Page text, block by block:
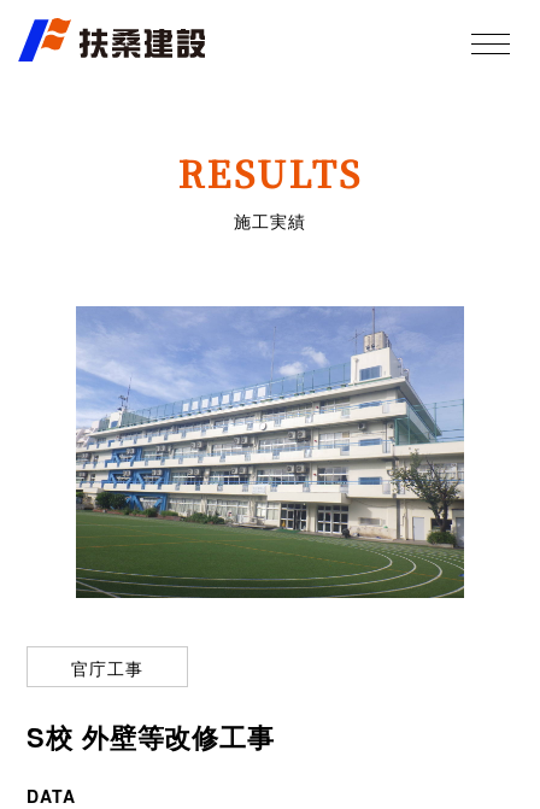
RESULTS
施工実績
官庁工事
S校 外壁等改修工事
DATA